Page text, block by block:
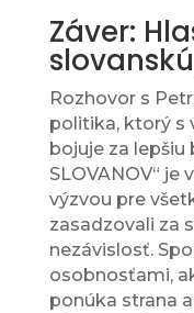
Záver:
Rozhovor s
politika, ktorý s
bojuje za lepšiu
SLOVANOV“ je
výzvou pre
zasadzovali za
nezávislosť.
osobnosťami,
ponúka strana